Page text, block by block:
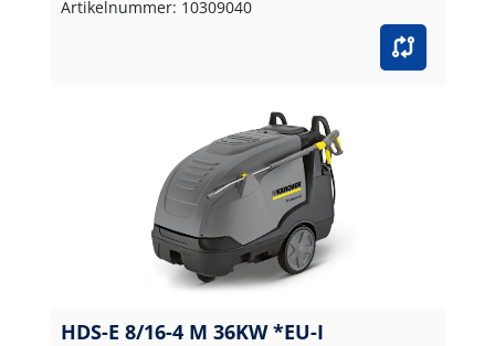
Artikelnummer: 10309040
HDS-E 8/16-4 M 36KW *EU-I